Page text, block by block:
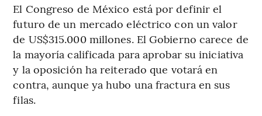
El Congreso de México está por definir el
futuro de un mercado eléctrico con un valor
de US$315.000 millones. El Gobierno carece de
la mayoría calificada para aprobar su iniciativa
y la oposición ha reiterado que votará en
contra, aunque ya hubo una fractura en sus
filas.